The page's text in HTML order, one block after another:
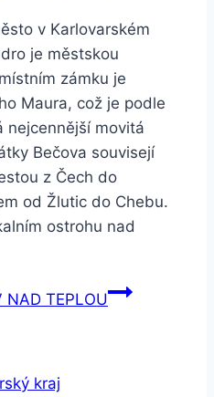
v Karlovarském
je městskou
zámku je
Maura, což je podle
nejcennější movitá
Bečova souvisejí
z Čech do
od Žlutic do Chebu.
ostrohu nad
NAD TEPLOU
kraj